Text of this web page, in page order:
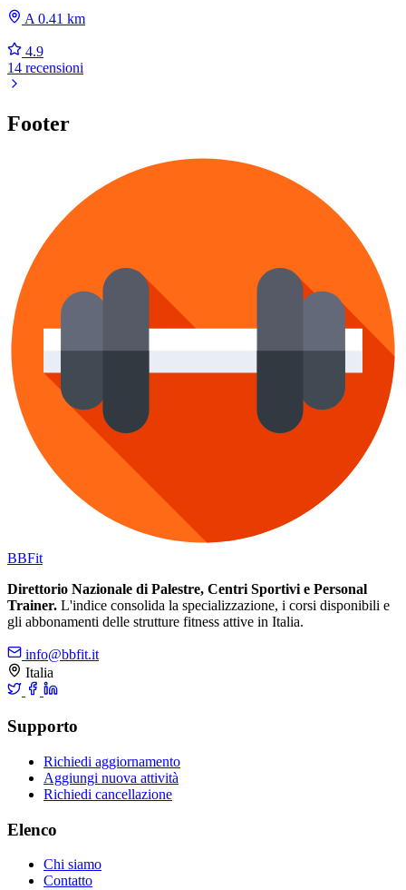
A 0.41 km
4.9
14 recensioni
Footer
BBFit
Direttorio Nazionale di Palestre, Centri Sportivi e Personal
Trainer. L'indice consolida la specializzazione, i corsi disponibili e
gli abbonamenti delle strutture fitness attive in Italia.
info@bbfit.it
Italia
Supporto
Richiedi aggiornamento
Aggiungi nuova attività
Richiedi cancellazione
Elenco
Chi siamo
Contatto